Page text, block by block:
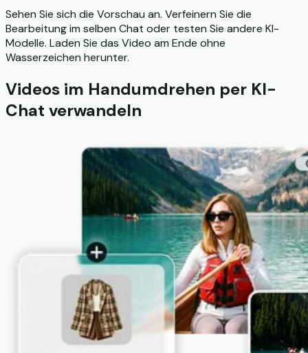
Sehen Sie sich die Vorschau an. Verfeinern Sie die
Bearbeitung im selben Chat oder testen Sie andere KI-
Modelle. Laden Sie das Video am Ende ohne
Wasserzeichen herunter.
Videos im Handumdrehen per KI-
Chat verwandeln